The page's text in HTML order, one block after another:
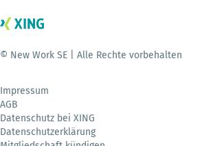
© New Work SE | Alle Rechte vorbehalten
Impressum
AGB
Datenschutz bei XING
Datenschutzerklärung